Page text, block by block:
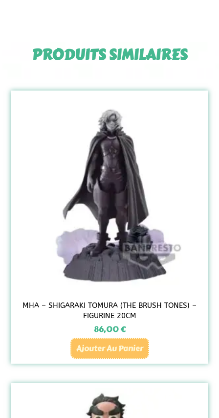
PRODUITS SIMILAIRES
MHA – SHIGARAKI TOMURA (THE BRUSH TONES) –
FIGURINE 20CM
86,00€
Ajouter Au Panier